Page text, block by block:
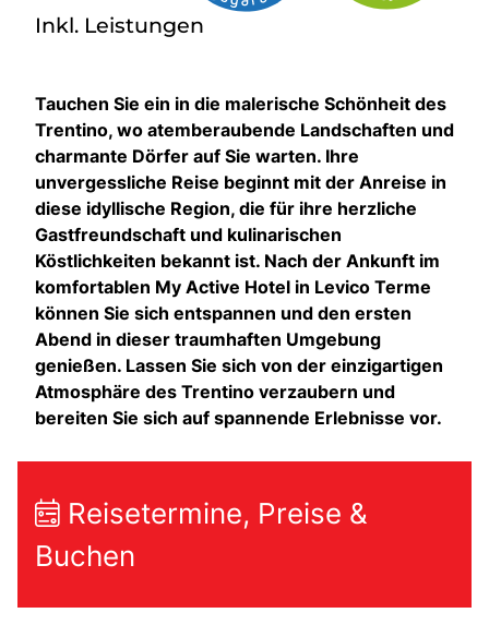
Inkl. Leistungen
Tauchen Sie ein in die malerische Schönheit des
Trentino, wo atemberaubende Landschaften und
charmante Dörfer auf Sie warten. Ihre
unvergessliche Reise beginnt mit der Anreise in
diese idyllische Region, die für ihre herzliche
Gastfreundschaft und kulinarischen
Köstlichkeiten bekannt ist. Nach der Ankunft im
komfortablen My Active Hotel in Levico Terme
können Sie sich entspannen und den ersten
Abend in dieser traumhaften Umgebung
genießen. Lassen Sie sich von der einzigartigen
Atmosphäre des Trentino verzaubern und
bereiten Sie sich auf spannende Erlebnisse vor.
Reisetermine, Preise &
Buchen